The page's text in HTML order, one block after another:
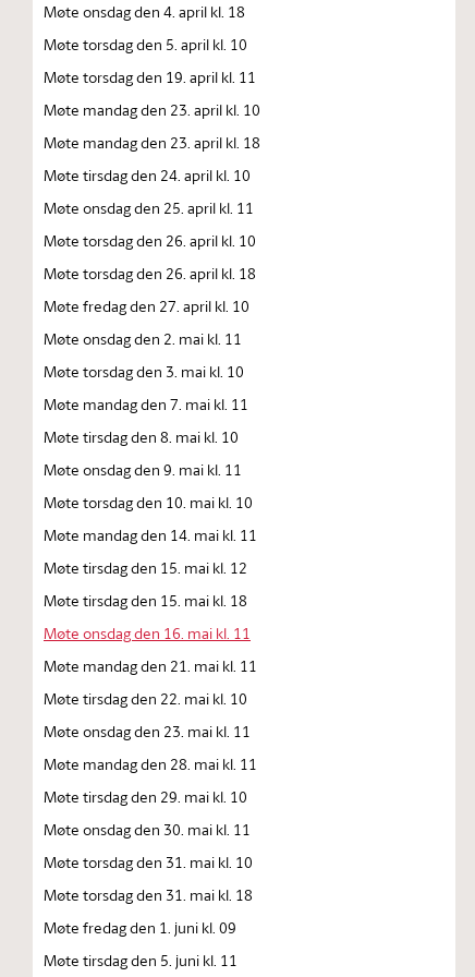
Møte onsdag den 4. april kl. 18
Møte torsdag den 5. april kl. 10
Møte torsdag den 19. april kl. 11
Møte mandag den 23. april kl. 10
Møte mandag den 23. april kl. 18
Møte tirsdag den 24. april kl. 10
Møte onsdag den 25. april kl. 11
Møte torsdag den 26. april kl. 10
Møte torsdag den 26. april kl. 18
Møte fredag den 27. april kl. 10
Møte onsdag den 2. mai kl. 11
Møte torsdag den 3. mai kl. 10
Møte mandag den 7. mai kl. 11
Møte tirsdag den 8. mai kl. 10
Møte onsdag den 9. mai kl. 11
Møte torsdag den 10. mai kl. 10
Møte mandag den 14. mai kl. 11
Møte tirsdag den 15. mai kl. 12
Møte tirsdag den 15. mai kl. 18
Møte onsdag den 16. mai kl. 11
Møte mandag den 21. mai kl. 11
Møte tirsdag den 22. mai kl. 10
Møte onsdag den 23. mai kl. 11
Møte mandag den 28. mai kl. 11
Møte tirsdag den 29. mai kl. 10
Møte onsdag den 30. mai kl. 11
Møte torsdag den 31. mai kl. 10
Møte torsdag den 31. mai kl. 18
Møte fredag den 1. juni kl. 09
Møte tirsdag den 5. juni kl. 11